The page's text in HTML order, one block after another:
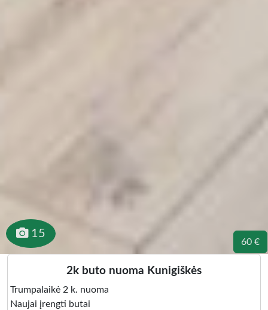
60 €
15
2k buto nuoma Kunigiškės
Trumpalaikė 2 k. nuoma
Naujai įrengti butai